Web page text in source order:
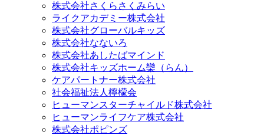
株式会社さくらさくみらい
ライクアカデミー株式会社
株式会社グローバルキッズ
株式会社なないろ
株式会社あしたばマインド
株式会社キッズホーム欒（らん）
ケアパートナー株式会社
社会福祉法人檸檬会
ヒューマンスターチャイルド株式会社
ヒューマンライフケア株式会社
株式会社ポピンズ